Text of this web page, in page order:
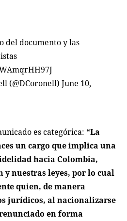
del documento y las
(@DCoronell)June 10,
es categórica: “La
un cargo que implica una
hacia Colombia,
y nuestras leyes, por lo cual
quien, de manera
jurídicos, al nacionalizarse
en forma